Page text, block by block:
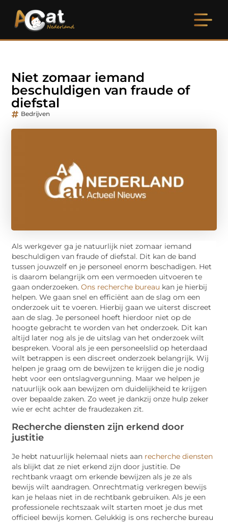
Niet zomaar iemand
beschuldigen van fraude of
diefstal
Bedrijven
Als werkgever ga je natuurlijk niet zomaar iemand
beschuldigen van fraude of diefstal. Dit kan de band
tussen jouwzelf en je personeel enorm beschadigen. Het
is daarom belangrijk om een vermoeden uitvoeren te
gaan onderzoeken.Ons recherche bureau kan je hierbij
helpen. We gaan snel en efficiënt aan de slag om een
onderzoek uit te voeren. Hierbij gaan we uiterst discreet
aan de slag. Je personeel hoeft hierdoor niet op de
hoogte gebracht te worden van het onderzoek. Dit kan
altijd later nog als je de uitslag van het onderzoek wilt
bespreken. Vooral als je een personeelslid op heterdaad
wilt betrappen is een discreet onderzoek belangrijk. Wij
helpen je graag om de bewijzen te krijgen die je nodig
hebt voor een ontslagvergunning. Maar we helpen je
natuurlijk ook aan bewijzen om duidelijkheid te krijgen
over bepaalde zaken. Zo weet je dankzij onze hulp zeker
wie er echt achter de fraudezaken zit.
Recherche diensten zijn erkend door
justitie
Je hebt natuurlijk helemaal niets aan recherche diensten
als blijkt dat ze niet erkend zijn door justitie. De
rechtbank vraagt om erkende bewijzen als je ze als
bewijs wilt aandragen. Onrechtmatig verkregen bewijs
kan je helaas niet in de rechtbank gebruiken. Als je een
professionele rechtszaak wilt starten moet je dus met
officieel bewijs komen. Gelukkig is ons recherche bureau